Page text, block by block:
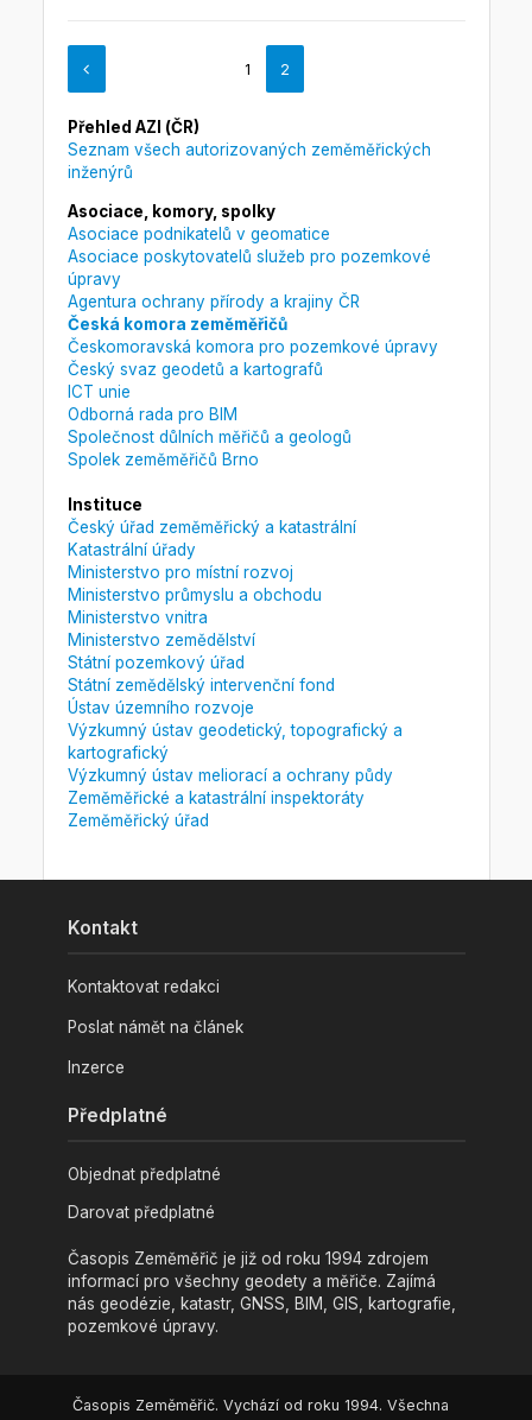
1 2
Přehled AZI (ČR)
Seznam všech autorizovaných zeměměřických
inženýrů
Asociace, komory, spolky
Asociace podnikatelů v geomatice
Asociace poskytovatelů služeb pro pozemkové
úpravy
Agentura ochrany přírody a krajiny ČR
Česká komora zeměměřičů
Českomoravská komora pro pozemkové úpravy
Český svaz geodetů a kartografů
ICT unie
Odborná rada pro BIM
Společnost důlních měřičů a geologů
Spolek zeměměřičů Brno
Instituce
Český úřad zeměměřický a katastrální
Katastrální úřady
Ministerstvo pro místní rozvoj
Ministerstvo průmyslu a obchodu
Ministerstvo vnitra
Ministerstvo zemědělství
Státní pozemkový úřad
Státní zemědělský intervenční fond
Ústav územního rozvoje
Výzkumný ústav geodetický, topografický a
kartografický
Výzkumný ústav meliorací a ochrany půdy
Zeměměřické a katastrální inspektoráty
Zeměměřický úřad
Kontakt
Kontaktovat redakci
Poslat námět na článek
Inzerce
Předplatné
Objednat předplatné
Darovat předplatné
Časopis Zeměměřič je již od roku 1994 zdrojem
informací pro všechny geodety a měřiče. Zajímá
nás geodézie, katastr, GNSS, BIM, GIS, kartografie,
pozemkové úpravy.
Časopis Zeměměřič. Vychází od roku 1994. Všechna